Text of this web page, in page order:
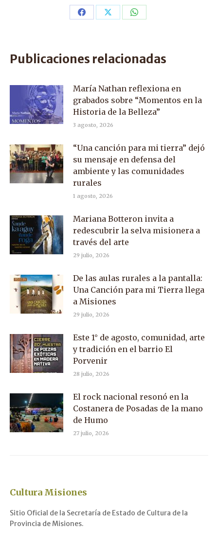
Share Share Share
Publicaciones relacionadas
María Nathan reflexiona en
grabados sobre “Momentos en la
Historia de la Belleza”
3 agosto, 2026
“Una canción para mi tierra” dejó
su mensaje en defensa del
ambiente y las comunidades
rurales
1 agosto, 2026
Mariana Botteron invita a
redescubrir la selva misionera a
través del arte
29 julio, 2026
De las aulas rurales a la pantalla:
Una Canción para mi Tierra llega
a Misiones
29 julio, 2026
Este 1° de agosto, comunidad, arte
y tradición en el barrio El
Porvenir
28 julio, 2026
El rock nacional resonó en la
Costanera de Posadas de la mano
de Humo
27 julio, 2026
Cultura Misiones
Sitio Oficial de la Secretaría de Estado de Cultura de la
Provincia de Misiones.